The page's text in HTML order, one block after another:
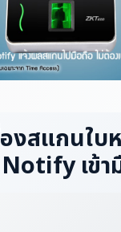
งสแกนใบ
เข้า